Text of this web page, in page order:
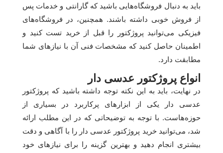
باید به دنبال فروشگاه‌هایی باشید که گارانتی و خدمات پس
از فروش خوبی داشته باشند. همچنین، در فروشگاه‌های
فیزیکی می‌توانید پروژکتور را قبل از خرید تست کنید و
اطمینان حاصل کنید که مشخصات فنی آن با نیازهای شما
مطابقت دارد.
انواع پروژکتور عدسی دار
در نهایت، باید به این نکته توجه داشته باشید که پروژکتور
عدسی دار یکی از ابزارهای پرکاربرد در بسیاری از
حوزه‌هاست. با توجه به توضیحاتی که در این مطلب ارائه
شد، می‌توانید خرید پروژکتور عدسی دار را با آگاهی و دقت
بیشتری انجام دهید و بهترین گزینه را برای نیازهای خود